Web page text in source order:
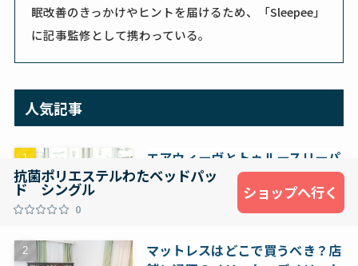
抗菌ポリエステルわたベッドパッ
ド シングル
0
ショップへ行く
眠改善のきっかけやヒントを届けるため、「Sleepee」
に記事監修として携わっている。
人気記事
エアウィーヴとトゥルースリーパ
ー、あなたに合うのはどっち？特
徴と価格で徹底比較してみた
マットレスはどこで買うべき？店